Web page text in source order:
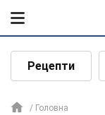
Рецепти
Головна